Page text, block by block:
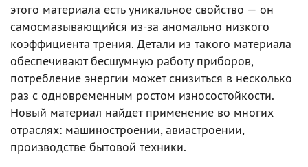
этого материала есть уникальное свойство — он
самосмазывающийся из-за аномально низкого
коэффициента трения. Детали из такого материала
обеспечивают бесшумную работу приборов,
потребление энергии может снизиться в несколько
раз с одновременным ростом износостойкости.
Новый материал найдет применение во многих
отраслях: машиностроении, авиастроении,
производстве бытовой техники.